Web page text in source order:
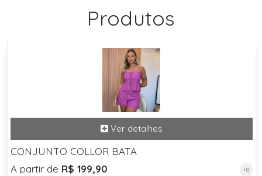
Produtos
CONJUNTO COLLOR BATA
A partir de R$ 199,90 +8